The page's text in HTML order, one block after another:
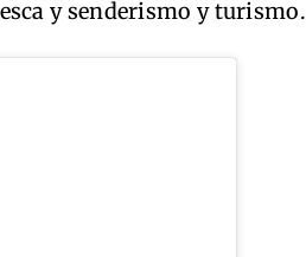
y senderismo y turismo.